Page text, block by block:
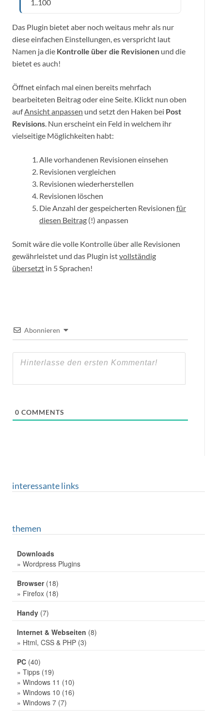
1..100
Das Plugin bietet aber noch weitaus mehr als nur
diese einfachen Einstellungen, es verspricht laut
Namen ja die Kontrolle über die Revisionen und die
bietet es auch!
Öffnet einfach mal einen bereits mehrfach
bearbeiteten Beitrag oder eine Seite. Klickt nun oben
aufAnsicht anpassen und setzt den Haken bei Post
Revisions . Nun erscheint ein Feld in welchem ihr
vielseitige Möglichkeiten habt:
Alle vorhandenen Revisionen einsehen
Revisionen vergleichen
Revisionen wiederherstellen
Revisionen löschen
Die Anzahl der gespeicherten Revisionen für
diesen Beitrag (!) anpassen
Somit wäre die volle Kontrolle über alle Revisionen
gewährleistet und das Plugin istvollständig
übersetzt in 5 Sprachen!
Abonnieren
0 COMMENTS
interessante links
themen
Downloads
» Wordpress Plugins
Browser(18)
» Firefox (18)
Handy (7)
Internet & Webseiten (8)
» Html, CSS & PHP (3)
PC (40)
» Tipps (19)
» Windows 11 (10)
» Windows 10 (16)
» Windows 7 (7)